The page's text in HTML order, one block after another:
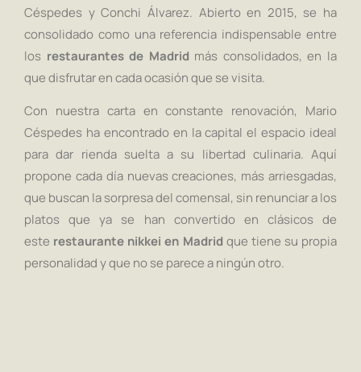
Céspedes y Conchi Álvarez. Abierto en 2015, se ha
consolidado como una referencia indispensable entre
los restaurantes de Madrid más consolidados, en la
que disfrutar en cada ocasión que se visita.
Con nuestra carta en constante renovación, Mario
Céspedes ha encontrado en la capital el espacio ideal
para dar rienda suelta a su libertad culinaria. Aquí
propone cada día nuevas creaciones, más arriesgadas,
que buscan la sorpresa del comensal, sin renunciar a los
platos que ya se han convertido en clásicos de
este restaurante nikkei en Madrid que tiene su propia
personalidad y que no se parece a ningún otro.